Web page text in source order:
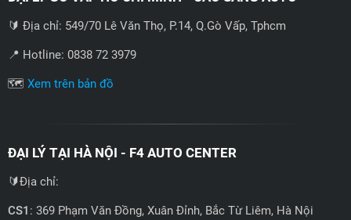
🔰 Địa chỉ: 549/70 Lê Văn Thọ, P.14, Q.Gò Vấp, Tphcm
📍 Hotline: 0838 72 3979
🗺️ Xem trên bản đồ
ĐẠI LÝ TẠI HÀ NỘI - F4 AUTO CENTER
🔰Địa chỉ:
CS1 : 369 Phạm Văn Đồng, Xuân Đỉnh, Bắc Từ Liêm, Hà Nội